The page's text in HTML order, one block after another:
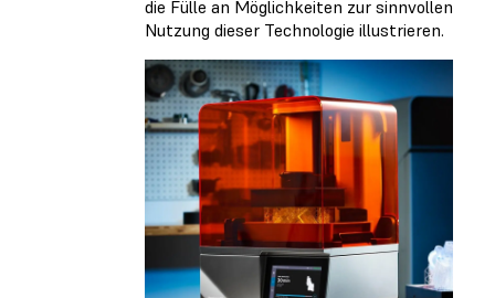
die Fülle an Möglichkeiten zur sinnvollen
Nutzung dieser Technologie illustrieren.